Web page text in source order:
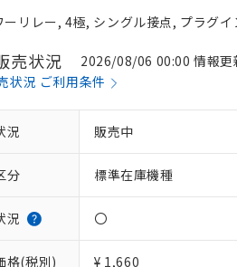
ーリレー, 4極, シングル接点, プラグ
売状況
2026/08/06 00:00 情報更
状況 ご利用条件
況 販売中
分 標準在庫機種
況 〇
格(税別) ¥ 1,660